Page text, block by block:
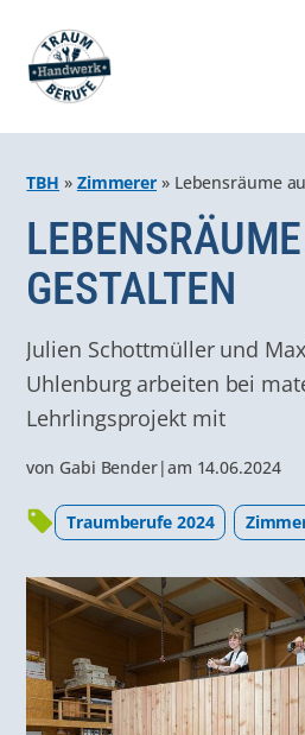
TBH » Zimmerer » Lebensräume
GESTALTEN
Julien Schottmüller und
Uhlenburg arbeiten bei
Lehrlingsprojekt mit
von Gabi Bender|am 14.06.2024
Traumberufe 2024